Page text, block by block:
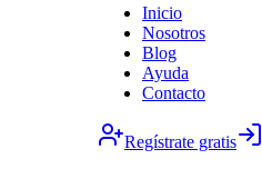
Inicio
Nosotros
Blog
Ayuda
Contacto
Regístrate gratis